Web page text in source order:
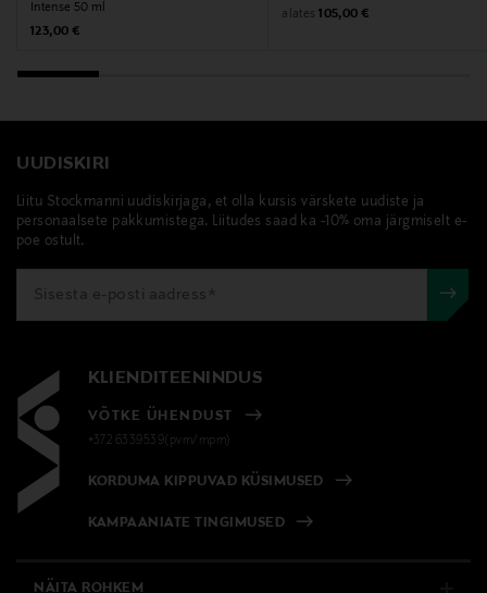
Intense 50 ml
Original Price
123,00 €
alates Original Price
105,00 €
UUDISKIRI
Liitu Stockmanni uudiskirjaga, et olla kursis värskete uudiste ja
personaalsete pakkumistega. Liitudes saad ka -10% oma järgmiselt e-
poe ostult.
KLIENDITEENINDUS
VÕTKE ÜHENDUST
+372 6339539(pvm/mpm)
KORDUMA KIPPUVAD KÜSIMUSED
KAMPAANIATE TINGIMUSED
NÄITA ROHKEM